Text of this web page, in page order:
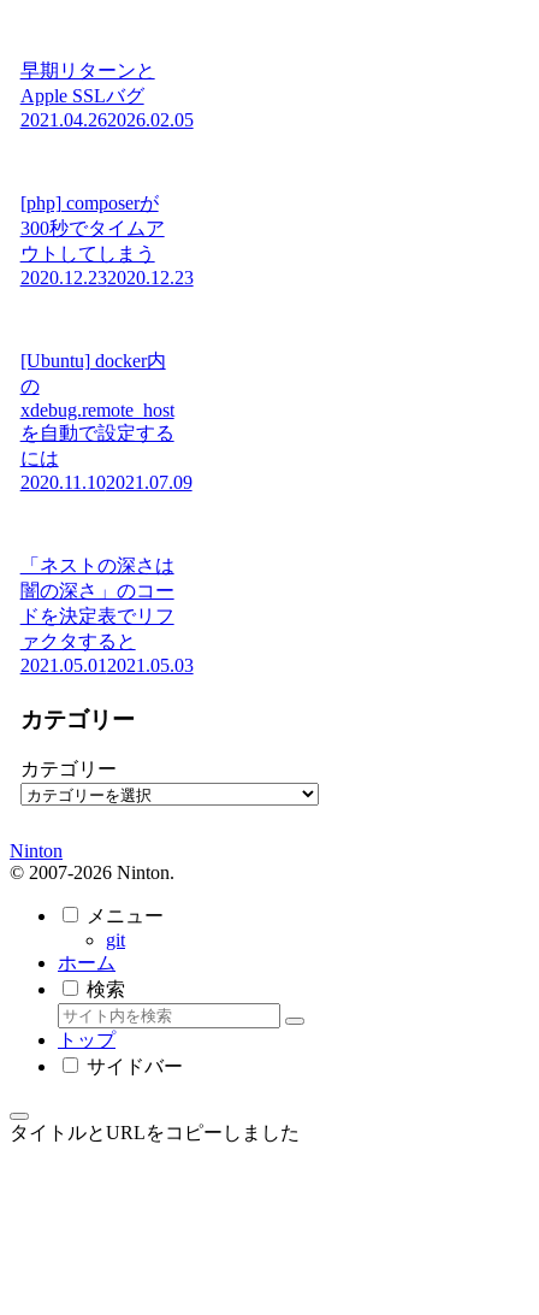
早期リターンと
Apple SSLバグ
2021.04.262026.02.05
[php] composerが
300秒でタイムア
ウトしてしまう
2020.12.232020.12.23
[Ubuntu] docker内
の
xdebug.remote_host
を自動で設定する
には
2020.11.102021.07.09
「ネストの深さは
闇の深さ」のコー
ドを決定表でリフ
ァクタすると
2021.05.01 2021.05.03
カテゴリー
カテゴリー
Ninton
© 2007-2026 Ninton.
メニュー
git
ホーム
検索
トップ
サイドバー
タイトルとURLをコピーしました